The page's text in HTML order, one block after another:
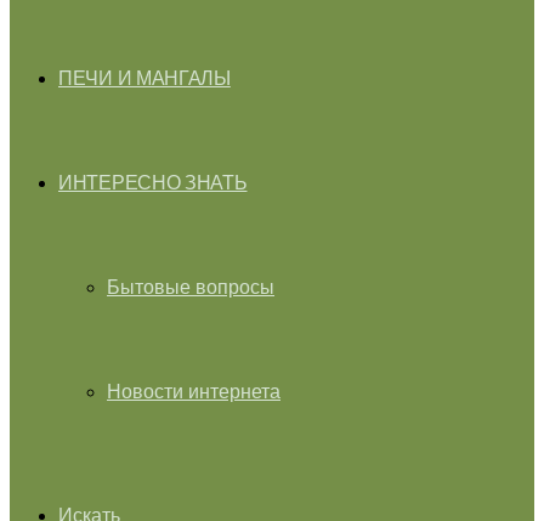
ПЕЧИ И МАНГАЛЫ
ИНТЕРЕСНО ЗНАТЬ
Бытовые вопросы
Новости интернета
Искать